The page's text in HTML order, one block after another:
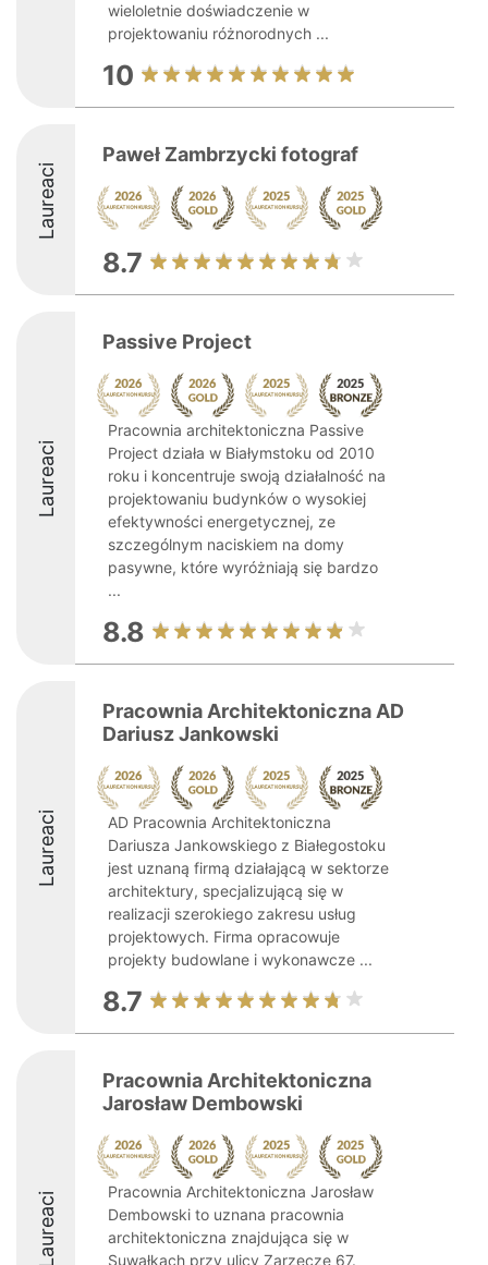
wieloletnie doświadczenie w
projektowaniu różnorodnych ...
10
Laureaci
Paweł Zambrzycki fotograf
8.7
Laureaci
Passive Project
Pracownia architektoniczna Passive
Project działa w Białymstoku od 2010
roku i koncentruje swoją działalność na
projektowaniu budynków o wysokiej
efektywności energetycznej, ze
szczególnym naciskiem na domy
pasywne, które wyróżniają się bardzo
...
8.8
Laureaci
Pracownia Architektoniczna AD
Dariusz Jankowski
AD Pracownia Architektoniczna
Dariusza Jankowskiego z Białegostoku
jest uznaną firmą działającą w sektorze
architektury, specjalizującą się w
realizacji szerokiego zakresu usług
projektowych. Firma opracowuje
projekty budowlane i wykonawcze ...
8.7
Laureaci
Pracownia Architektoniczna
Jarosław Dembowski
Pracownia Architektoniczna Jarosław
Dembowski to uznana pracownia
architektoniczna znajdująca się w
Suwałkach przy ulicy Zarzecze 67.